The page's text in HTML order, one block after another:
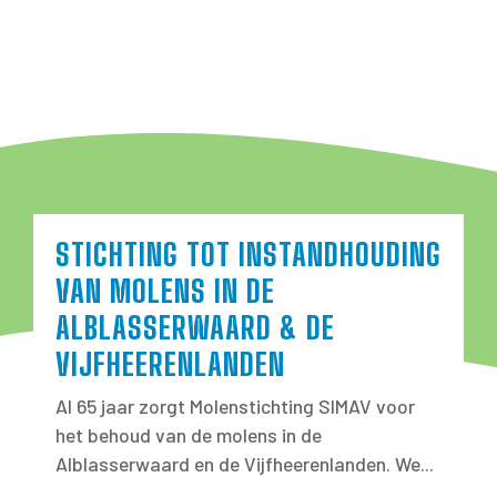
STICHTING TOT INSTANDHOUDING
VAN MOLENS IN DE
ALBLASSERWAARD & DE
VIJFHEERENLANDEN
Al 65 jaar zorgt Molenstichting SIMAV voor
het behoud van de molens in de
Alblasserwaard en de Vijfheerenlanden. We...